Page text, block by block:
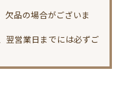
品の場合がございま
翌営業日までには必ずご